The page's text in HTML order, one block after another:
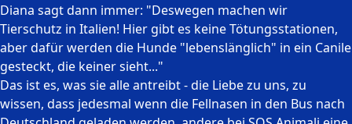
Diana sagt dann immer: "Deswegen machen wir
Tierschutz in Italien! Hier gibt es keine Tötungsstationen,
aber dafür werden die Hunde "lebenslänglich" in ein Canile
gesteckt, die keiner sieht..."
Das ist es, was sie alle antreibt - die Liebe zu uns, zu
wissen, dass jedesmal wenn die Fellnasen in den Bus nach